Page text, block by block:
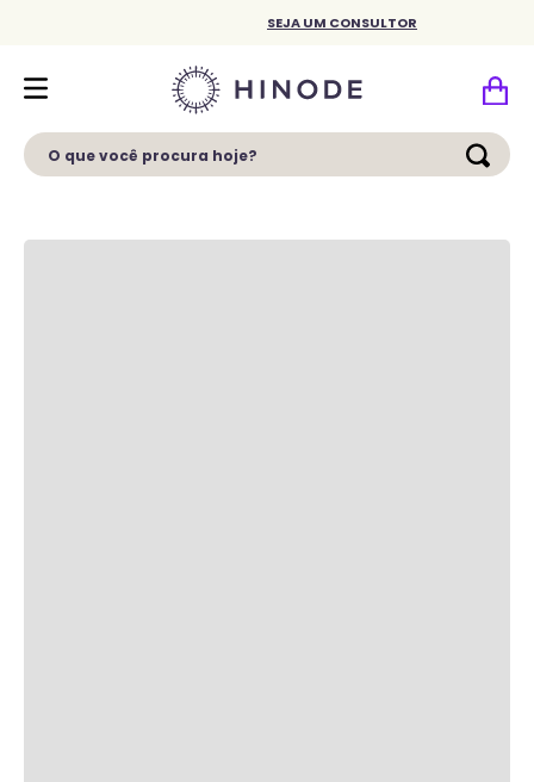
SEJA UM CONSULTOR
O que você procura hoje?